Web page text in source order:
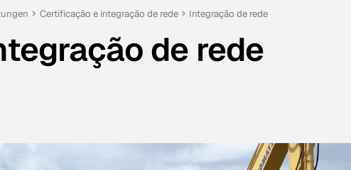
Certificação e integração de rede Integração de rede
de rede